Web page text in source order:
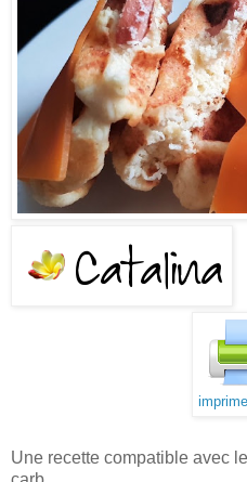
Une recette compatible avec